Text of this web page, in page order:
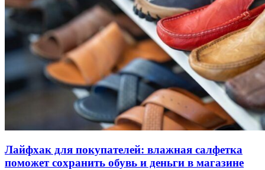
Лайфхак для покупателей: влажная салфетка
поможет сохранить обувь и деньги в магазине